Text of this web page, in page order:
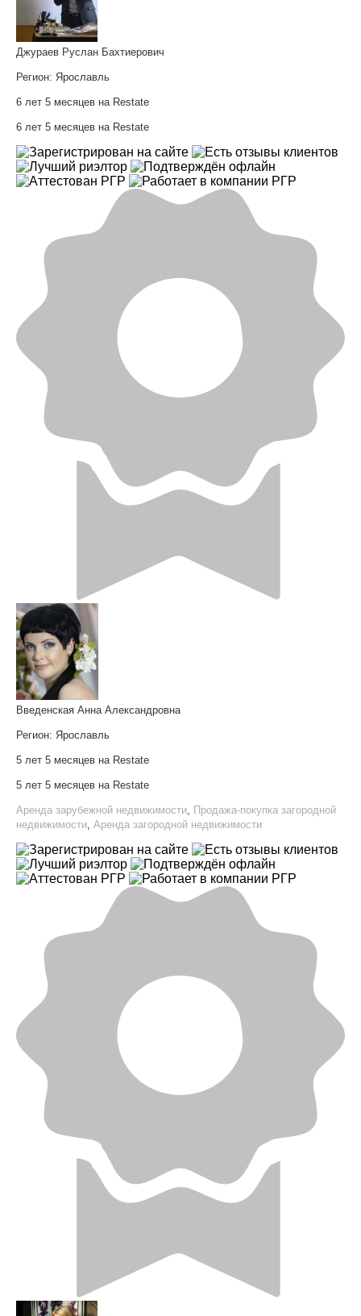
Джураев Руслан Бахтиерович
Регион: Ярославль
6 лет 5 месяцев на Restate
6 лет 5 месяцев на Restate
Введенская Анна Александровна
Регион: Ярославль
5 лет 5 месяцев на Restate
5 лет 5 месяцев на Restate
Аренда зарубежной недвижимости, Продажа-покупка загородной
недвижимости, Аренда загородной недвижимости